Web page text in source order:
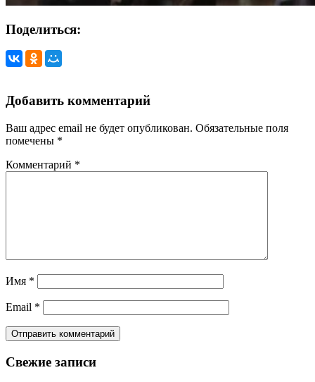
Поделиться:
Добавить комментарий
Ваш адрес email не будет опубликован. Обязательные поля
помечены *
Комментарий *
Имя *
Email *
Свежие записи